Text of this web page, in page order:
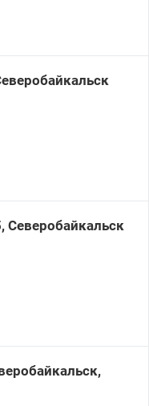
Северобайкальск